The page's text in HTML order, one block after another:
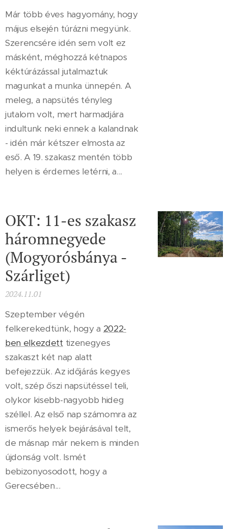
Már több éves hagyomány, hogy
május elsején túrázni megyünk.
Szerencsére idén sem volt ez
másként, méghozzá kétnapos
kéktúrázással jutalmaztuk
magunkat a munka ünnepén. A
meleg, a napsütés tényleg
jutalom volt, mert harmadjára
indultunk neki ennek a kalandnak
- idén már kétszer elmosta az
eső. A 19. szakasz mentén több
helyen is érdemes letérni, a...
OKT: 11-es szakasz
háromnegyede
(Mogyorósbánya -
Szárliget)
2024.11.01
Szeptember végén
felkerekedtünk, hogy a 2022-
ben elkezdetttizenegyes
szakaszt két nap alatt
befejezzük. Az időjárás kegyes
volt, szép őszi napsütéssel teli,
olykor kisebb-nagyobb hideg
széllel. Az első nap számomra az
ismerős helyek bejárásával telt,
de másnap már nekem is minden
újdonság volt. Ismét
bebizonyosodott, hogy a
Gerecsében...